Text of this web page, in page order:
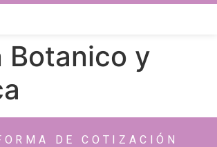
Botanico y
DE COTIZACIÓN